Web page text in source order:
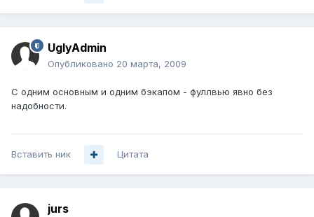
UglyAdmin
Опубликовано 20 марта, 2009
С одним основным и одним бэкапом - фуллвью явно без
надобности.
Вставить ник Цитата
jurs